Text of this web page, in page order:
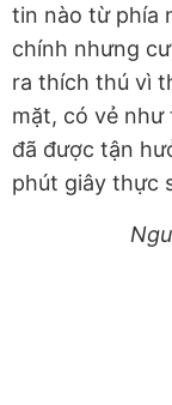
tin nào từ phía
chính nhưng
ra thích thú vì
mặt, có vẻ như
đã được tận
phút giây thực